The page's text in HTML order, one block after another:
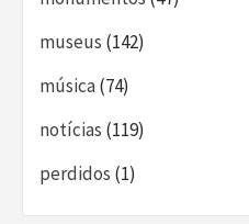
museus (142)
música(74)
notícias (119)
perdidos (1)